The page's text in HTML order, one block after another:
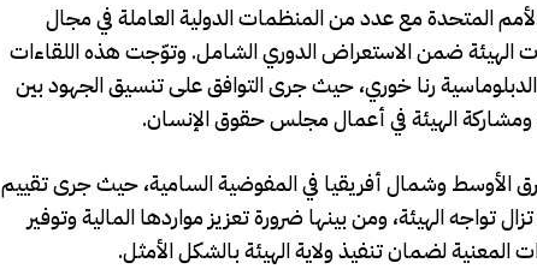
المتحدة مع عدد من المنظمات الدولية العاملة في مجال
ضمن الاستعراض الدوري الشامل. وتوّجت هذه اللقاءات
رنا خوري، حيث جرى التوافق على تنسيق الجهود بين
ومشاركة الهيئة في أعمال مجلس حقوق الإنسان.
الأوسط وشمال أفريقيا في المفوضية السامية، حيث جرى تقييم
تواجه الهيئة، ومن بينها ضرورة تعزيز مواردها المالية وتوفير
المعنية لضمان تنفيذ ولاية الهيئة بالشكل الأمثل.